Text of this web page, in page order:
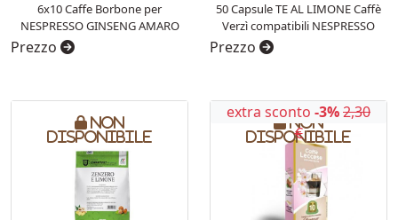
6x10 Caffe Borbone per
NESPRESSO GINSENG AMARO
Prezzo
50 Capsule TE AL LIMONE Caffè
Verzì compatibili NESPRESSO
Prezzo
Non
disponibile
Non
disponibile
extra sconto -3%2,30
€